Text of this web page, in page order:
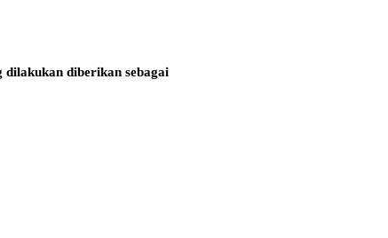
diberikan sebagai